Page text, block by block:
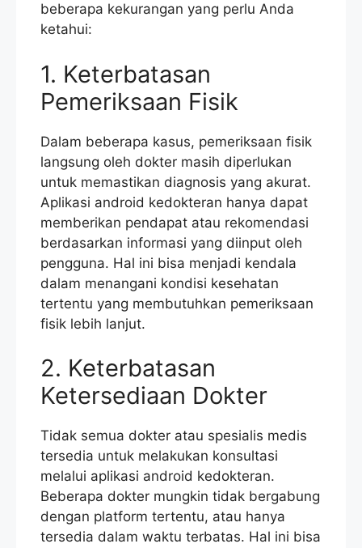
beberapa kekurangan yang perlu Anda
ketahui:
1. Keterbatasan
Pemeriksaan Fisik
Dalam beberapa kasus, pemeriksaan fisik
langsung oleh dokter masih diperlukan
untuk memastikan diagnosis yang akurat.
Aplikasi android kedokteran hanya dapat
memberikan pendapat atau rekomendasi
berdasarkan informasi yang diinput oleh
pengguna. Hal ini bisa menjadi kendala
dalam menangani kondisi kesehatan
tertentu yang membutuhkan pemeriksaan
fisik lebih lanjut.
2. Keterbatasan
Ketersediaan Dokter
Tidak semua dokter atau spesialis medis
tersedia untuk melakukan konsultasi
melalui aplikasi android kedokteran.
Beberapa dokter mungkin tidak bergabung
dengan platform tertentu, atau hanya
tersedia dalam waktu terbatas. Hal ini bisa